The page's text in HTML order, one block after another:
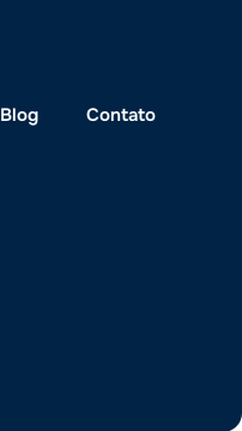
Blog Contato